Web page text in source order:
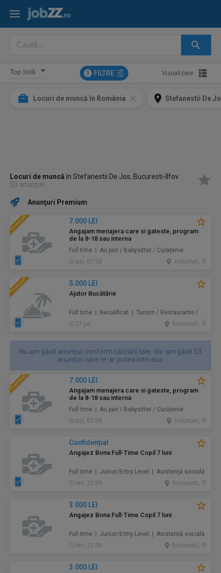
3 FILTRE Vizualizare:
Locuri de muncă în România Stefanestii De
Locuri de muncăîn Stefanestii De Jos, Bucuresti-Ilfov
53 anunțuri
Anunţuri Premium
7.000 LEI
Angajam menajera care si gateste, program
de la 8-18 sau interna
Full time | Au pair / Babysitter / Curăţenie
azi, 07:58
Voluntari, IF
5.000 LEI
Ajutor Bucătărie
Full time | Necalificat | Turism / Restaurante / Hoteluri
27 jul.
Bucuresti, IF
Nu am găsit anunțuri conform căutării tale, dar am găsit 53
anunțuri care te-ar putea interesa.
7.000 LEI
Angajam menajera care si gateste, program
de la 8-18 sau interna
Full time | Au pair / Babysitter / Curăţenie
azi, 07:58
Voluntari, IF
Confidenţial
Angajez Bona Full-Time Copil 7 luni
Full time | Junior/Entry Level | Asistență socială
ieri, 22:09
Bucuresti, IF
3.000 LEI
Angajez Bona Full-Time Copil 7 luni
Full time | Junior/Entry Level | Asistență socială
ieri, 22:08
Bucuresti, IF
3.000 LEI